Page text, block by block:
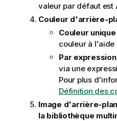
valeur par défaut est
Couleur d'arrière-
Couleur unique
couleur à l'aide
Par expression
via une
Pour plus
Définition des
Image d'arrière-plan
la bibliothèque